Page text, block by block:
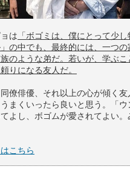
は 「ボゴミは、僕にとって少し
」の中でも、最終的には、一つの
のような弟だ。若いが、学ぶ
りになる友人だ。
僚俳優、それ以上の心が傾く友
まくいったら良いと思う。「
よし、ボゴムが愛されてよい。
こちら